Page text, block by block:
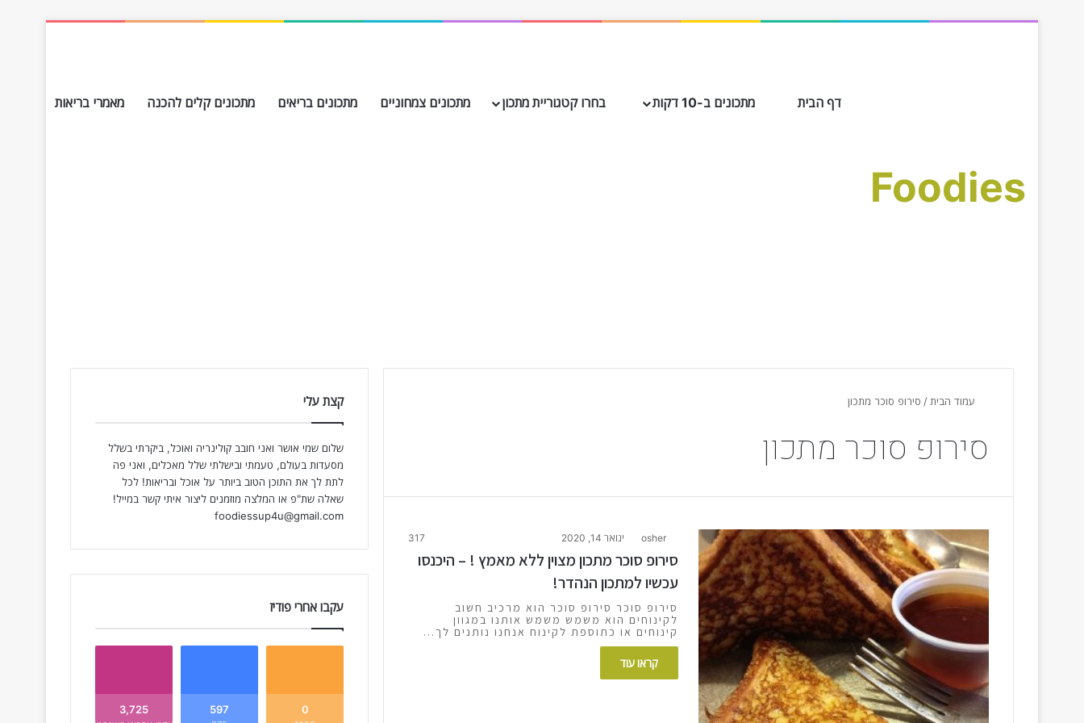
Foodies
דף הבית מתכונים ב-10 דקות בחרו קטגוריית מתכון מתכונים צמחוניים מתכונים בריאים מתכונים קלים להכנה מאמרי בריאות
עמוד הבית / סירופ סוכר מתכון
סירופ סוכר מתכון
osher ינואר 14, 2020 317
סירופ סוכר מתכון מצוין ללא מאמץ ! – היכנסו
עכשיו למתכון הנהדר!
סירופ סוכר סירופ סוכר הוא מרכיב חשוב
לקינוחים הוא משמש משמש אותנו במגוון
קינוחים או כתוספת לקינוח אנחנו נותנים לך…
קראו עוד
קצת עלי
שלום שמי אושר ואני חובב קולינריה ואוכל, ביקרתי בשלל
מסעדות בעולם, טעמתי ובישלתי שלל מאכלים, ואני פה
לתת לך את התוכן הטוב ביותר על אוכל ובריאות! לכל
שאלה שת"פ או המלצה מוזמנים ליצור איתי קשר במייל!
foodiessup4u@gmail.com
עקבו אחרי פודיז
0
597
3,725